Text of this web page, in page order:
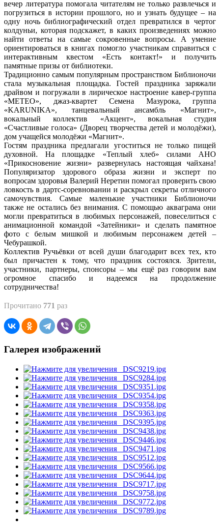
вечер литература помогала читателям не только развлечься и
погрузиться в истории прошлого, но и узнать будущее – на
одну ночь библиографический отдел превратился в чертог
колдуньи, которая подскажет, в каких произведениях можно
найти ответы на самые сокровенные вопросы. А умение
ориентироваться в книгах помогло участникам справиться с
интерактивным квестом «Есть контакт!» и получить
памятные призы от библиотеки.
Традиционно самым популярным пространством Библионочи
стала музыкальная площадка. Гостей праздника заряжали
драйвом и погружали в лирическое настроение кавер-группа
«МЕТЕО», джаз-квартет Семена Мазурока, группа
«KARUNIKA», танцевальный ансамбль «Магнит»,
вокальный коллектив «Акцент», вокальная студия
«Счастливые голоса» (Дворец творчества детей и молодёжи),
дом учащейся молодёжи «Магнит».
Гостям праздника предлагали угоститься не только пищей
духовной. На площадке «Теплый хлеб» силами АНО
«Прикосновение жизни» развернулась настоящая чайхана!
Популяризатор здорового образа жизни и эксперт по
вопросам здоровья Валерий Неретин помогал проверить свою
ловкость в дартс-соревновании и раскрыл секреты отличного
самочувствия. Самые маленькие участники Библионочи
также не остались без внимания. С помощью акваграма они
могли превратиться в любимых персонажей, повеселиться с
анимационной командой «Затейники» и сделать памятное
фото с белым мишкой и любимым персонажем детей –
Чебурашкой.
Коллектив Ручьёвки от всей души благодарит всех тех, кто
был причастен к тому, что праздник состоялся. Зрители,
участники, партнеры, спонсоры – мы ещё раз говорим вам
огромное спасибо и надеемся на продолжение
сотрудничества!
Прочитано 771 раз
Галерея изображений